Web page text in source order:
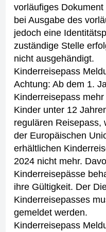
vorläufiges
bei Ausgabe des
jedoch eine
zuständige Stelle
nicht ausgehändigt.
Kinderreisepass
Achtung: Ab dem 1.
Kinderreisepass
Kinder unter 12
regulären Reisepass,
der Europäischen
erhältlichen
2024 nicht mehr.
Kinderreisepässe
ihre Gültigkeit. Der
Kinderreisepasses
gemeldet werden.
Kinderreisepass